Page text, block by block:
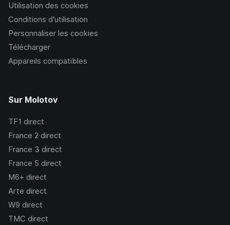
Utilisation des cookies
Conditions d’utilisation
Personnaliser les cookies
Télécharger
Appareils compatibles
Sur Molotov
TF1 direct
France 2 direct
France 3 direct
France 5 direct
M6+ direct
Arte direct
W9 direct
TMC direct